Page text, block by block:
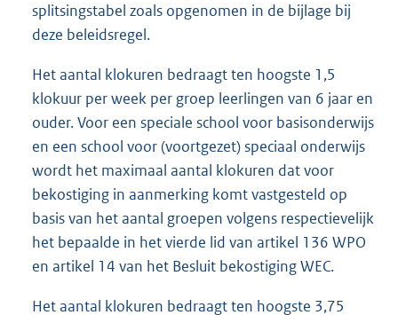
splitsingstabel zoals opgenomen in de bijlage bij
deze beleidsregel.
Het aantal klokuren bedraagt ten hoogste 1,5
klokuur per week per groep leerlingen van 6 jaar en
ouder. Voor een speciale school voor basisonderwijs
en een school voor (voortgezet) speciaal onderwijs
wordt het maximaal aantal klokuren dat voor
bekostiging in aanmerking komt vastgesteld op
basis van het aantal groepen volgens respectievelijk
het bepaalde in het vierde lid van artikel 136 WPO
en artikel 14 van het Besluit bekostiging WEC.
Het aantal klokuren bedraagt ten hoogste 3,75